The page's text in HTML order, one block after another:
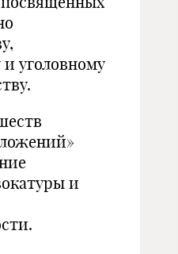
уголовному
и